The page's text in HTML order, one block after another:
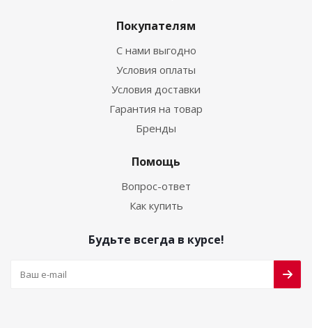
Покупателям
С нами выгодно
Условия оплаты
Условия доставки
Гарантия на товар
Бренды
Помощь
Вопрос-ответ
Как купить
Будьте всегда в курсе!